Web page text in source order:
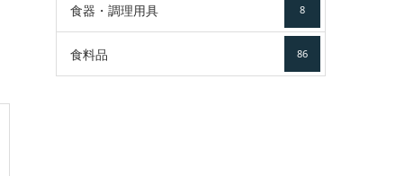
食器・調理用具 8
食料品 86